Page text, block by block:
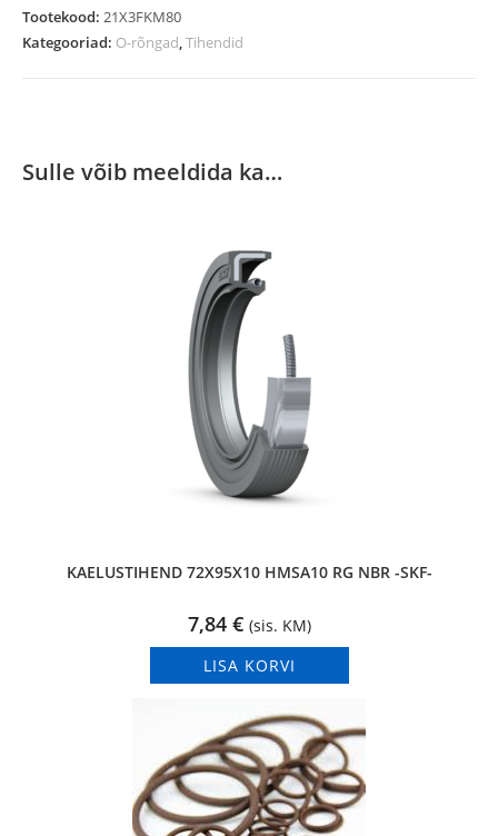
Tootekood: 21X3FKM80
Kategooriad: O-rõngad,Tihendid
Sulle võib meeldida ka…
KAELUSTIHEND 72X95X10 HMSA10 RG NBR -SKF-
7,84 € (sis. KM)
LISA KORVI